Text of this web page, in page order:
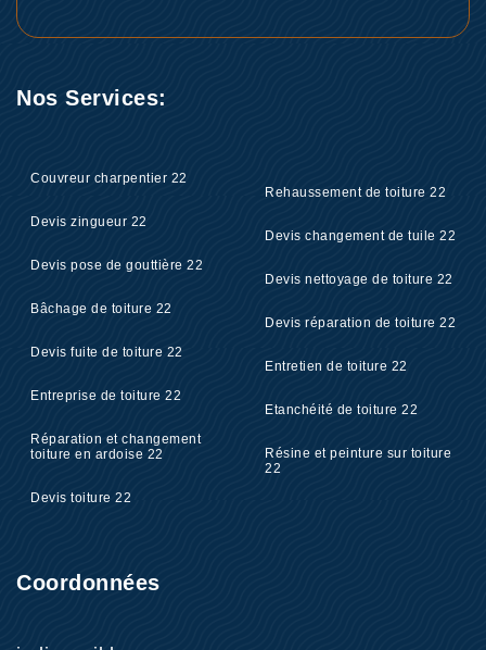
Nos Services:
Couvreur charpentier 22
Devis zingueur 22
Devis pose de gouttière 22
Bâchage de toiture 22
Devis fuite de toiture 22
Entreprise de toiture 22
Réparation et changement
toiture en ardoise 22
Devis toiture 22
Rehaussement de toiture 22
Devis changement de tuile 22
Devis nettoyage de toiture 22
Devis réparation de toiture 22
Entretien de toiture 22
Etanchéité de toiture 22
Résine et peinture sur toiture
22
Coordonnées